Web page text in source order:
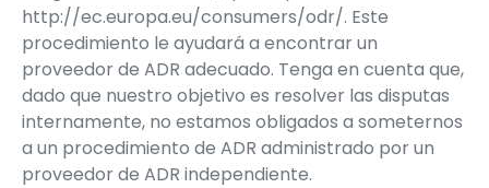
http://ec.europa.eu/consumers/odr/. Este
procedimiento le ayudará a encontrar un
proveedor de ADR adecuado. Tenga en cuenta que,
dado que nuestro objetivo es resolver las disputas
internamente, no estamos obligados a someternos
a un procedimiento de ADR administrado por un
proveedor de ADR independiente.